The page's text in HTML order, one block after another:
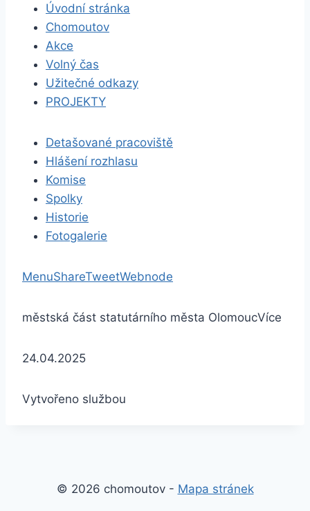
Úvodní stránka
Chomoutov
Akce
Volný čas
Užitečné odkazy
PROJEKTY
Detašované pracoviště
Hlášení rozhlasu
Komise
Spolky
Historie
Fotogalerie
MenuShareTweetWebnode
městská část statutárního města OlomoucVíce
24.04.2025
Vytvořeno službou
© 2026 chomoutov - Mapa stránek